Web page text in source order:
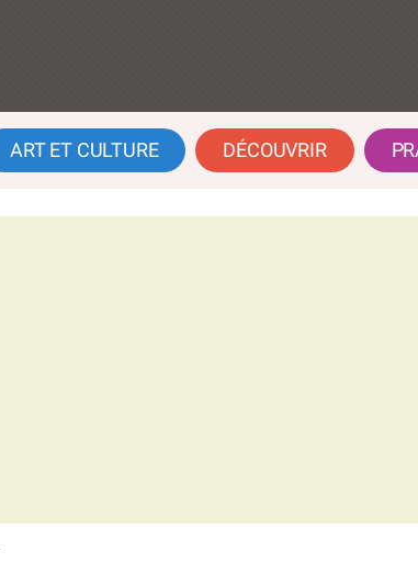
ART ET CULTURE DÉCOUVRIR